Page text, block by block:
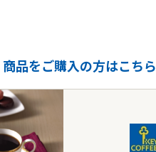
商品をご購入の方はこちら